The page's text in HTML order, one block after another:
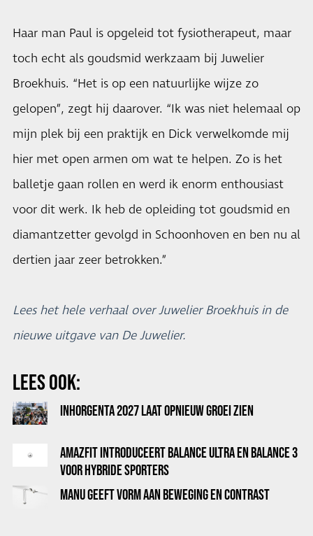
Haar man Paul is opgeleid tot fysiotherapeut, maar
toch echt als goudsmid werkzaam bij Juwelier
Broekhuis. “Het is op een natuurlijke wijze zo
gelopen”, zegt hij daarover. “Ik was niet helemaal op
mijn plek bij een praktijk en Dick verwelkomde mij
hier met open armen om wat te helpen. Zo is het
balletje gaan rollen en werd ik enorm enthousiast
voor dit werk. Ik heb de opleiding tot goudsmid en
diamantzetter gevolgd in Schoonhoven en ben nu al
dertien jaar zeer betrokken.”
Lees het hele verhaal over Juwelier Broekhuis in de
nieuwe uitgave van De Juwelier.
LEES OOK:
INHORGENTA 2027 LAAT OPNIEUW GROEI ZIEN
AMAZFIT INTRODUCEERT BALANCE ULTRA EN BALANCE 3
VOOR HYBRIDE SPORTERS
MANU GEEFT VORM AAN BEWEGING EN CONTRAST